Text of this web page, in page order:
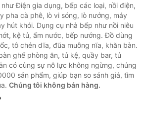
Điện gia dụng, bếp các loại, nồi điện,
pha cà phê, lò vi sóng, lò nướng, máy
hút khói. Dụng cụ nhà bếp như nồi niêu
kệ tủ, ấm nước, bếp nướng. Đồ dùng
tô chén dĩa, đũa muỗng nĩa, khăn bàn.
ghế phòng ăn, tủ kệ, quầy bar, tủ
có cùng sự nỗ lực không ngừng, chúng
sản phẩm, giúp bạn so sánh giá, tìm
Chúng tôi không bán hàng.